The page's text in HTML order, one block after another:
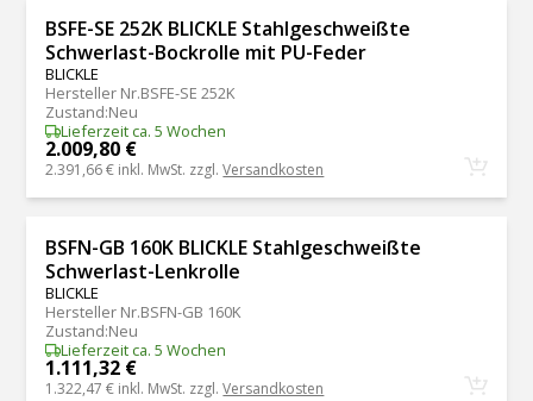
BSFE-SE 252K BLICKLE Stahlgeschweißte
Schwerlast-Bockrolle mit PU-Feder
BLICKLE
Hersteller Nr.BSFE-SE 252K
Zustand:Neu
Lieferzeit ca. 5 Wochen
2.009,80 €
2.391,66 € inkl. MwSt. zzgl.Versandkosten
BSFN-GB 160K BLICKLE Stahlgeschweißte
Schwerlast-Lenkrolle
BLICKLE
Hersteller Nr.BSFN-GB 160K
Zustand:Neu
Lieferzeit ca. 5 Wochen
1.111,32 €
1.322,47 € inkl. MwSt. zzgl.Versandkosten